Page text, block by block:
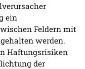
ein
Feldern mit
werden.
Haftungsrisiken
der